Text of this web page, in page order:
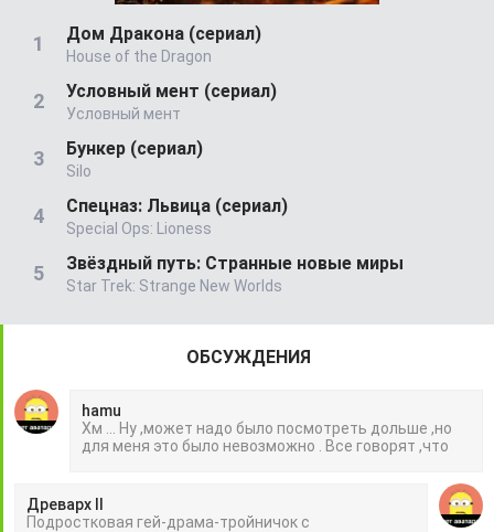
Дом Дракона (сериал)
House of the Dragon
Условный мент (сериал)
Условный мент
Бункер (сериал)
Silo
Спецназ: Львица (сериал)
Special Ops: Lioness
Звёздный путь: Странные новые миры
Star Trek: Strange New Worlds
ОБСУЖДЕНИЯ
hamu
Хм ... Ну ,может надо было посмотреть дольше ,но
для меня это было невозможно . Все говорят ,что
Древарх II
Подростковая гей-драма-тройничок с